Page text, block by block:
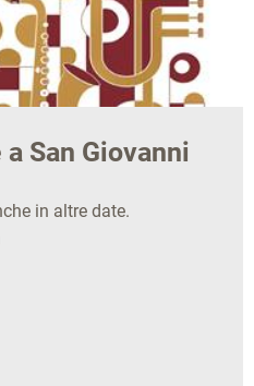
San Giovanni
in altre date.